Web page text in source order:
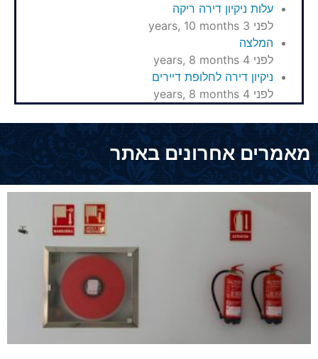
עלות ניקיון דירה ריקה
לפני 3 years, 10 months
המלצה
לפני 4 years, 8 months
ניקיון דירה לחלופת דיירים
לפני 4 years, 8 months
מאמרים אחרונים באתר